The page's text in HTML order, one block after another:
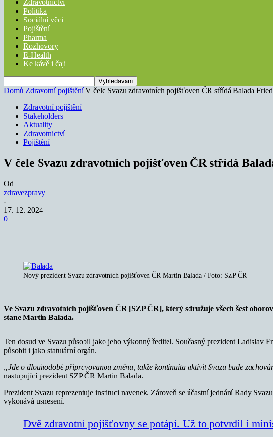
Zdravotnictví
Politika
Sociální věci
Pojištění
Pharma
Rozhovory
E-Health
Ke kávě i čaji
Domů Zdravotní pojištění V čele Svazu zdravotních pojišťoven ČR střídá Balada
Zdravotní pojištění
Stakeholders
Aktuality
Zdravotnictví
Pojištění
V čele Svazu zdravotních pojišťoven ČR střídá
Od
zdravezpravy
-
17. 12. 2024
0
Nový prezident Svazu zdravotních pojišťoven ČR Martin Balada / Foto: SZP ČR
Ve Svazu zdravotních pojišťoven ČR [SZP ČR], který sdružuje všech šest
stane Martin Balada.
Ten dosud ve Svazu působil jako jeho výkonný ředitel. Současný prezident Ladislav
působit i jako statutární orgán.
„Jde o dlouhodobě připravovanou změnu, takže kontinuita aktivit Svazu bude
nastupující prezident SZP ČR Martin Balada.
Prezident Svazu reprezentuje instituci navenek. Zároveň se účastní jednání Rady
vykonává usnesení.
Dvě zdravotní pojišťovny se potápí. Už to potvrdil i